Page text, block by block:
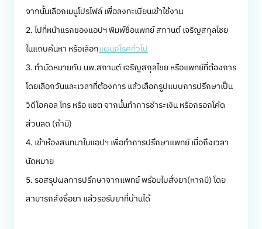
จากนั้นเลือกเมนูโปรไฟล์ เพื่อลงทะเบียนเข้าใช้งาน
2. ไปที่หน้าแรกของแอปฯ พิมพ์ชื่อแพทย์ สกานต์ เจริญสกุลไชย
ในแถบค้นหา หรือเลือกแผนกโรคทั่วไป
3. ทำนัดหมายกับ นพ.สกานต์ เจริญสกุลไชย หรือแพทย์ที่ต้องการ
โดยเลือกวันและเวลาที่ต้องการ แล้วเลือกรูปแบบการปรึกษาเป็น
วิดีโอคอล โทร หรือ แชต จากนั้นทำการชำระเงิน หรือกรอกโค้ด
ส่วนลด (ถ้ามี)
4. เข้าห้องสนทนาในแอปฯ เพื่อทำการปรึกษาแพทย์ เมื่อถึงเวลา
นัดหมาย
5. รอสรุปผลการปรึกษาจากแพทย์ พร้อมใบสั่งยา(หากมี) โดย
สามารถสั่งซื้อยา แล้วรอรับยาที่บ้านได้